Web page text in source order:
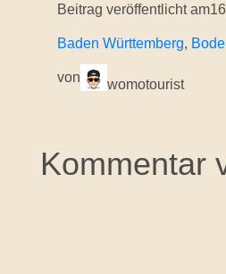
Beitrag veröffentlicht am
Baden Württemberg,
von womotourist
Kommentar